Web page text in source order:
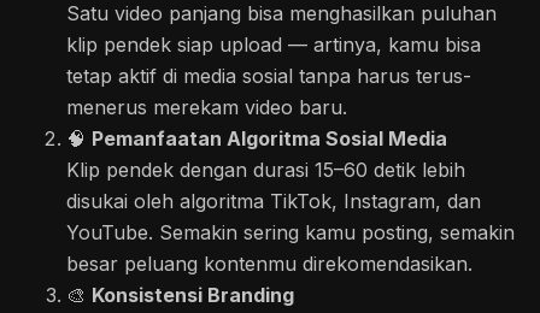
Satu video panjang bisa menghasilkan puluhan
klip pendek siap upload — artinya, kamu bisa
tetap aktif di media sosial tanpa harus terus-
menerus merekam video baru.
🧠 Pemanfaatan Algoritma Sosial Media
Klip pendek dengan durasi 15–60 detik lebih
disukai oleh algoritma TikTok, Instagram, dan
YouTube. Semakin sering kamu posting, semakin
besar peluang kontenmu direkomendasikan.
🎨 Konsistensi Branding